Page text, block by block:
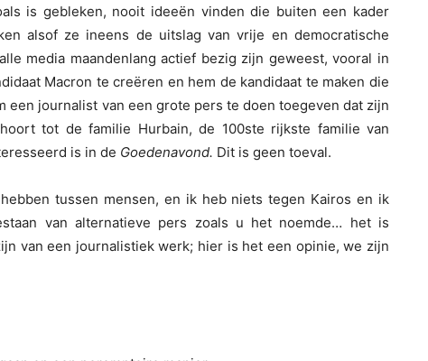
is gebleken, nooit ideeën vinden die buiten een kader
alsof ze ineens de uitslag van vrije en democratische
media maandenlang actief bezig zijn geweest, vooral in
Macron te creëren en hem de kandidaat te maken die
een journalist van een grote pers te doen toegeven dat zijn
tot de familie Hurbain, de 100ste rijkste familie van
is in de Goedenavond. Dit is geen toeval.
tussen mensen, en ik heb niets tegen Kairos en ik
van alternatieve pers zoals u het noemde… het is
van een journalistiek werk; hier is het een opinie, we zijn